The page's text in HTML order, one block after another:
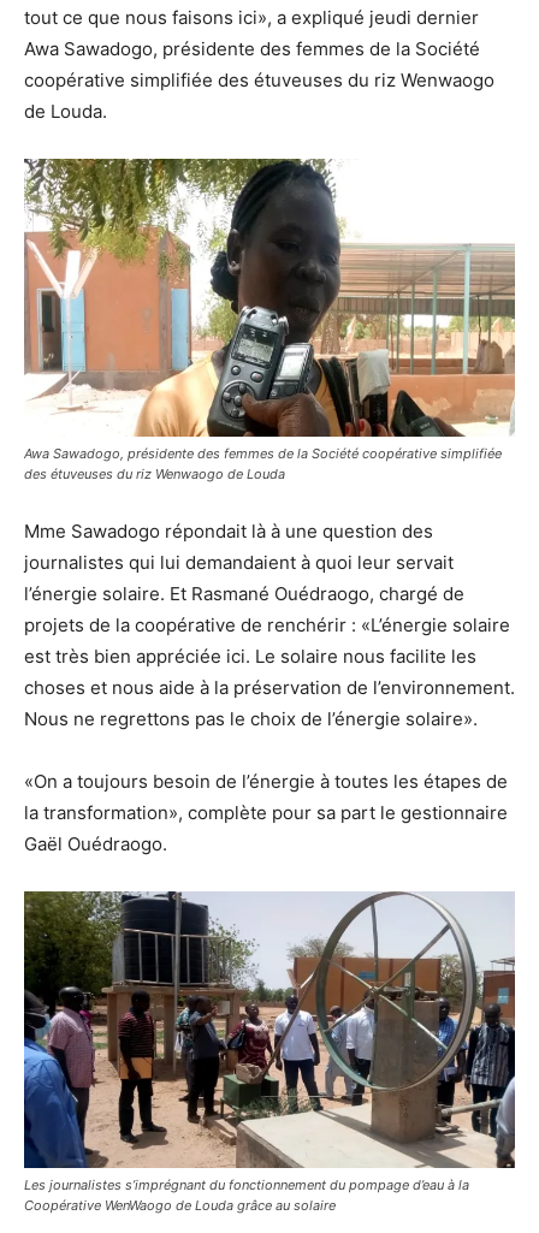
tout ce que nous faisons ici», a expliqué jeudi dernier
Awa Sawadogo, présidente des femmes de la Société
coopérative simplifiée des étuveuses du riz Wenwaogo
de Louda.
Awa Sawadogo, présidente des femmes de la Société coopérative simplifiée
des étuveuses du riz Wenwaogo de Louda
Mme Sawadogo répondait là à une question des
journalistes qui lui demandaient à quoi leur servait
l’énergie solaire. Et Rasmané Ouédraogo, chargé de
projets de la coopérative de renchérir : «L’énergie solaire
est très bien appréciée ici. Le solaire nous facilite les
choses et nous aide à la préservation de l’environnement.
Nous ne regrettons pas le choix de l’énergie solaire».
«On a toujours besoin de l’énergie à toutes les étapes de
la transformation», complète pour sa part le gestionnaire
Gaël Ouédraogo.
Les journalistes s’imprégnant du fonctionnement du pompage d’eau à la
Coopérative WenWaogo de Louda grâce au solaire